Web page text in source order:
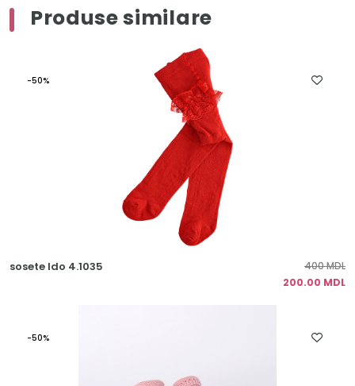
Produse similare
-50%
sosete Ido 4.1035
400 MDL
200.00 MDL
-50%